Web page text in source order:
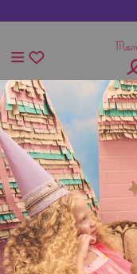
INÍCIO VESTIDO MIDI LISTRADO